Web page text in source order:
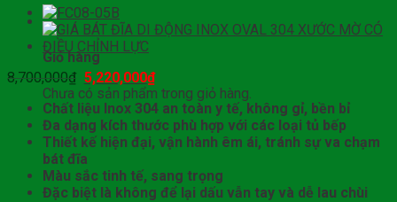
0
Giỏ hàng
Chưa có sản phẩm trong giỏ hàng.
8,700,000₫ 5,220,000₫
Chất liệu Inox 304 an toàn y tế, không gỉ, bền bỉ
Đa dạng kích thước phù hợp với các loại tủ bếp
Thiết kế hiện đại, vận hành êm ái, tránh sự va chạm
bát đĩa
Màu sắc tinh tế, sang trọng
Đặc biệt là không để lại dấu vẫn tay và dễ lau chùi